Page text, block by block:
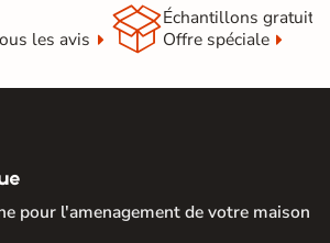
les avis
Échantillons gratuit
Offre spéciale
pour l'amenagement de votre maison